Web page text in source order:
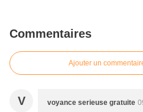
Commentaires
Ajouter un
V voyance serieuse gratuite